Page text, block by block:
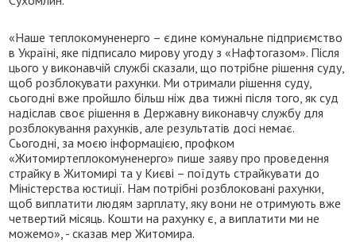
«Наше теплокомуненерго – єдине комунальне підприємство
в Україні, яке підписало мирову угоду з «Нафтогазом». Після
цього у виконавчій службі сказали, що потрібне рішення суду,
щоб розблокувати рахунки. Ми отримали рішення суду,
сьогодні вже пройшло більш ніж два тижні після того, як суд
надіслав своє рішення в Державну виконавчу службу для
розблокування рахунків, але результатів досі немає.
Сьогодні, за моєю інформацією, профком
«Житомиртеплокомуненерго» пише заяву про проведення
страйку в Житомирі та у Києві – поїдуть страйкувати до
Міністерства юстиції. Нам потрібні розблоковані рахунки,
щоб виплатити людям зарплату, яку вони не отримують вже
четвертий місяць. Кошти на рахунку є, а виплатити ми не
можемо», - сказав мер Житомира.